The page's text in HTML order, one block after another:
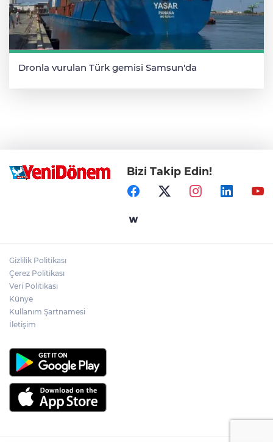
Dronla vurulan Türk gemisi Samsun'da
Bizi Takip Edin!
Gizlilik Politikası
Çerez Politikası
Veri Politikası
Künye
Kullanım Şartnamesi
İletişim